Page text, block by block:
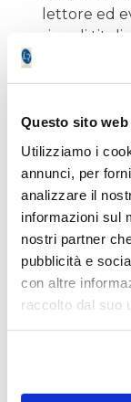
Questo sito
Utilizziamo i
annunci, per
analizzare il
informazioni sul
nostri partner
pubblicità e
con altre
raccolto dal suo
lettore ed
singoli
alleggerire
L’autore
all’Ordine
strumenti
Il nostro
Doveri
qui >>